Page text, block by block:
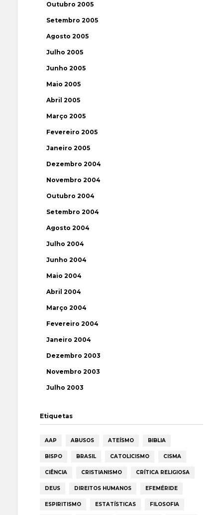
Outubro 2005
Setembro 2005
Agosto 2005
Julho 2005
Junho 2005
Maio 2005
Abril 2005
Março 2005
Fevereiro 2005
Janeiro 2005
Dezembro 2004
Novembro 2004
Outubro 2004
Setembro 2004
Agosto 2004
Julho 2004
Junho 2004
Maio 2004
Abril 2004
Março 2004
Fevereiro 2004
Janeiro 2004
Dezembro 2003
Novembro 2003
Julho 2003
Etiquetas
AAP ABUSOS ATEÍSMO BIBLIA
BISPO BRASIL CATOLICISMO CISMA
CIÊNCIA CRISTIANISMO CRÍTICA RELIGIOSA
DEUS DIREITOS HUMANOS EFEMÉRIDE
ESPIRITISMO ESTATÍSTICAS FILOSOFIA